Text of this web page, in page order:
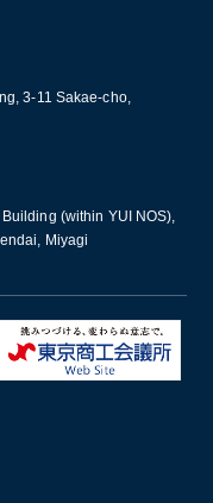
3-11 Sakae-cho,
(within YUI NOS),
Miyagi